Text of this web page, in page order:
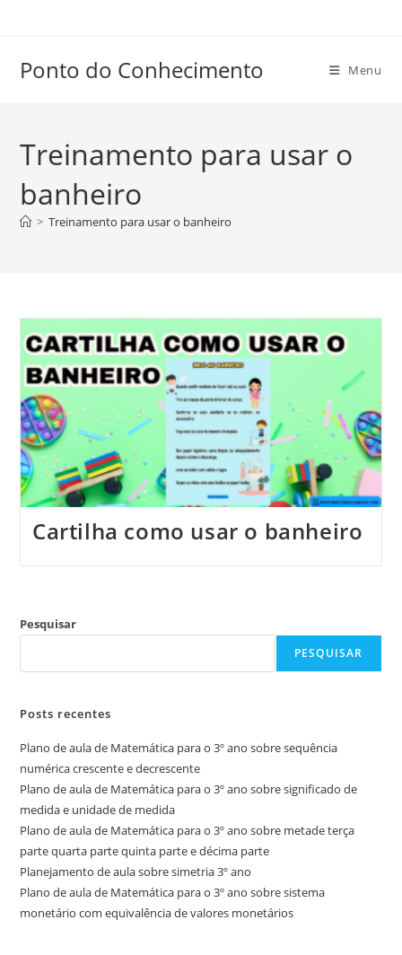
conteúdo
Ponto do Conhecimento Menu
Treinamento para usar o
banheiro
> Treinamento para usar o banheiro
Cartilha como usar o banheiro
Pesquisar
PESQUISAR
Posts recentes
Plano de aula de Matemática para o 3º ano sobre sequência
numérica crescente e decrescente
Plano de aula de Matemática para o 3º ano sobre significado de
medida e unidade de medida
Plano de aula de Matemática para o 3º ano sobre metade terça
parte quarta parte quinta parte e décima parte
Planejamento de aula sobre simetria 3º ano
Plano de aula de Matemática para o 3º ano sobre sistema
monetário com equivalência de valores monetários